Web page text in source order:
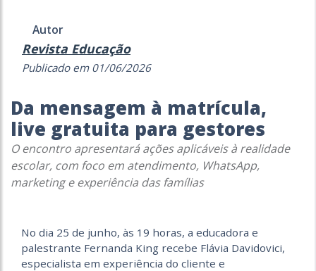
Autor
Revista Educação
Publicado em 01/06/2026
Da mensagem à matrícula,
live gratuita para gestores
O encontro apresentará ações aplicáveis à realidade
escolar, com foco em atendimento, WhatsApp,
marketing e experiência das famílias
No dia 25 de junho, às 19 horas, a educadora e
palestrante Fernanda King recebe Flávia Davidovici,
especialista em experiência do cliente e